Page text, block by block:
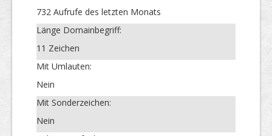
732 Aufrufe des letzten Monats
Länge Domainbegriff:
11 Zeichen
Mit Umlauten:
Nein
Mit Sonderzeichen:
Nein